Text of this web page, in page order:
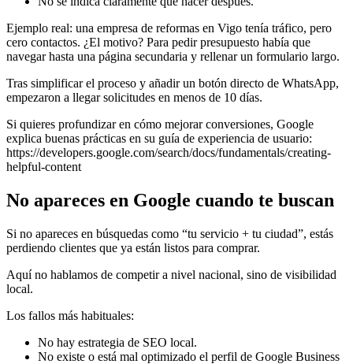
Ejemplo real: una empresa de reformas en Vigo tenía tráfico, pero
cero contactos. ¿El motivo? Para pedir presupuesto había que
navegar hasta una página secundaria y rellenar un formulario largo.
Tras simplificar el proceso y añadir un botón directo de WhatsApp,
empezaron a llegar solicitudes en menos de 10 días.
Si quieres profundizar en cómo mejorar conversiones, Google
explica buenas prácticas en su guía de experiencia de usuario:
https://developers.google.com/search/docs/fundamentals/creating-
helpful-content
No apareces en Google cuando te buscan
Si no apareces en búsquedas como “tu servicio + tu ciudad”, estás
perdiendo clientes que ya están listos para comprar.
Aquí no hablamos de competir a nivel nacional, sino de visibilidad
local.
Los fallos más habituales:
No hay estrategia de SEO local.
No existe o está mal optimizado el perfil de Google Business